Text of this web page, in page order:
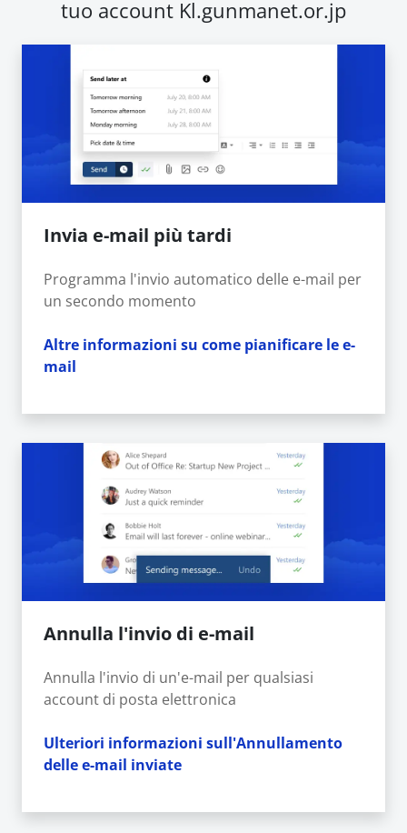
tuo account Kl.gunmanet.or.jp
Invia e-mail più tardi
Programma l'invio automatico delle e-mail per
un secondo momento
Altre informazioni su come pianificare le e-
mail
Annulla l'invio di e-mail
Annulla l'invio di un'e-mail per qualsiasi
account di posta elettronica
Ulteriori informazioni sull'Annullamento
delle e-mail inviate